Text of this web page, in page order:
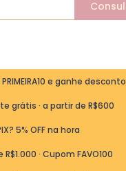
e ganhe desconto
grátis · a partir de R$600
5% OFF na hora
R$1.000 · Cupom FAVO100